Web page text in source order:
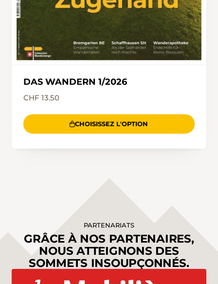
DAS WANDERN 1/2026
CHF 13.50
CHOISISSEZ L'OPTION
PARTENARIATS
GRÂCE À NOS PARTENAIRES,
NOUS ATTEIGNONS DES
SOMMETS INSOUPÇONNÉS.